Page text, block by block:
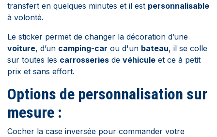
transfert en quelques minutes et il est personnalisable
à volonté.
Le sticker permet de changer la décoration d’une
voiture, d’un camping-car ou d'un bateau, il se colle
sur toutes les carrosseries de véhicule et ce à petit
prix et sans effort.
Options de personnalisation sur
mesure :
Cocher la case inversée pour commander votre